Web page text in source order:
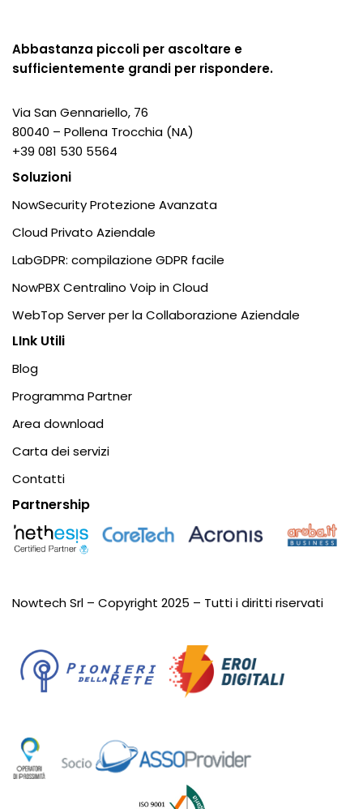
Abbastanza piccoli per ascoltare e
sufficientemente grandi per rispondere.
Via San Gennariello, 76
80040 – Pollena Trocchia (NA)
+39 081 530 5564
Soluzioni
NowSecurity Protezione Avanzata
Cloud Privato Aziendale
LabGDPR: compilazione GDPR facile
NowPBX Centralino Voip in Cloud
WebTop Server per la Collaborazione Aziendale
LInk Utili
Blog
Programma Partner
Area download
Carta dei servizi
Contatti
Partnership
Nowtech Srl – Copyright 2025 – Tutti i diritti riservati